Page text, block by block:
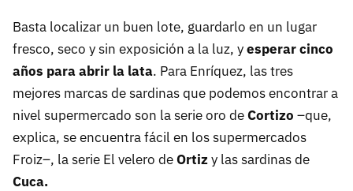
Basta localizar un buen lote, guardarlo en un lugar
fresco, seco y sin exposición a la luz, yesperar cinco
años para abrir la lata. Para Enríquez, las tres
mejores marcas de sardinas que podemos encontrar a
nivel supermercado son la serie oro deCortizo –que,
explica, se encuentra fácil en los supermercados
Froiz–, la serie El velero deOrtizy las sardinas de
Cuca.